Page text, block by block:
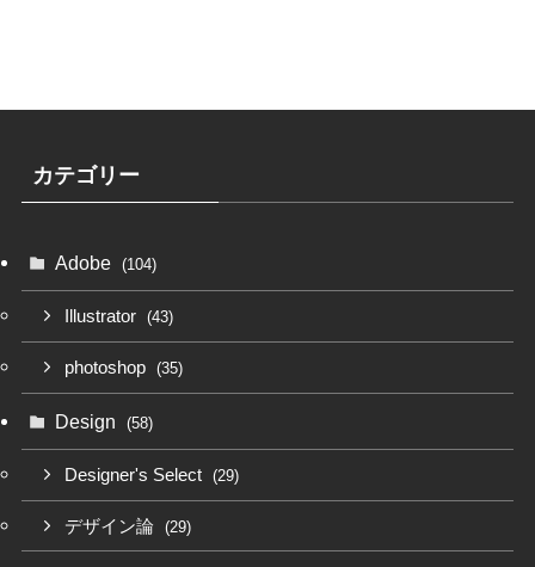
カテゴリー
Adobe (104)
Illustrator (43)
photoshop (35)
Design (58)
Designer's Select (29)
デザイン論 (29)